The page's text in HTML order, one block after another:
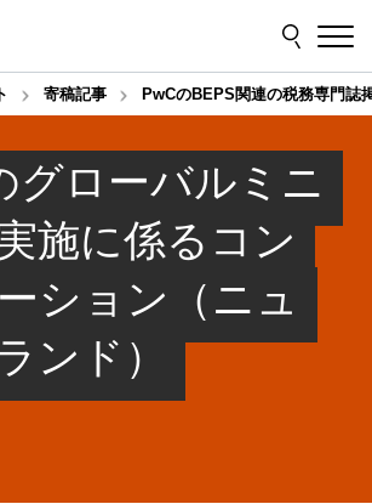
寄稿記事 PwCのBEPS関連の税務専門誌
グローバルミニ
施に係るコン
ション（ニュ
ンド）